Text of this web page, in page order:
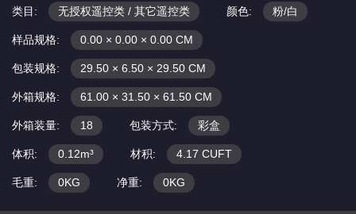
类目: 无授权遥控类 / 其它遥控类 颜色: 粉/白
样品规格: 0.00 × 0.00 × 0.00 CM
包装规格: 29.50 × 6.50 × 29.50 CM
外箱规格: 61.00 × 31.50 × 61.50 CM
外箱装量: 18 包装方式: 彩盒
体积: 0.12m³ 材积: 4.17 CUFT
毛重: 0KG 净重: 0KG